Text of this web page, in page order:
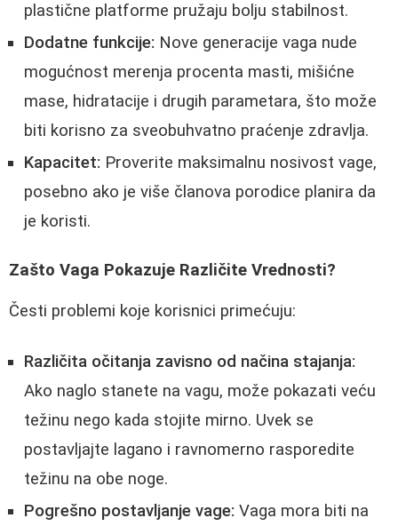
plastične platforme pružaju bolju stabilnost.
Dodatne funkcije: Nove generacije vaga nude
mogućnost merenja procenta masti, mišićne
mase, hidratacije i drugih parametara, što može
biti korisno za sveobuhvatno praćenje zdravlja.
Kapacitet: Proverite maksimalnu nosivost vage,
posebno ako je više članova porodice planira da
je koristi.
Zašto Vaga Pokazuje Različite Vrednosti?
Česti problemi koje korisnici primećuju:
Različita očitanja zavisno od načina stajanja:
Ako naglo stanete na vagu, može pokazati veću
težinu nego kada stojite mirno. Uvek se
postavljajte lagano i ravnomerno rasporedite
težinu na obe noge.
Pogrešno postavljanje vage: Vaga mora biti na